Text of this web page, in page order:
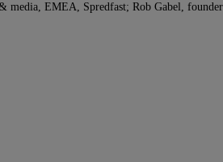
media, EMEA, Spredfast; Rob Gabel,